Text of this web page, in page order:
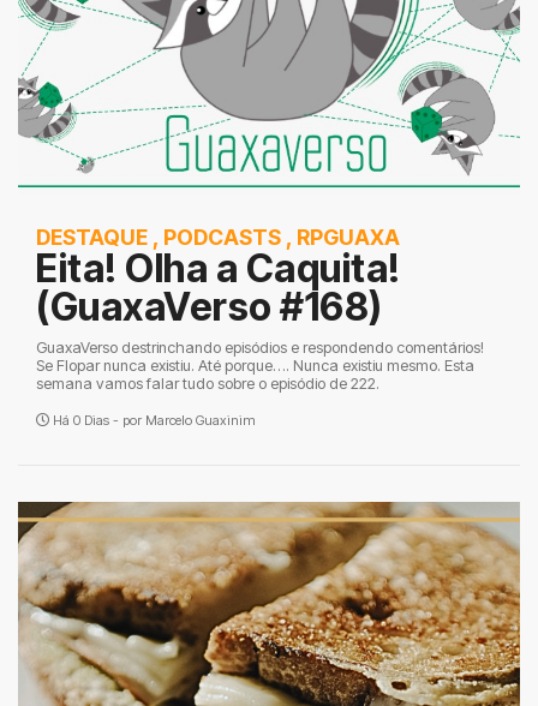
DESTAQUE , PODCASTS , RPGUAXA
Eita! Olha a Caquita!
(GuaxaVerso #168)
GuaxaVerso destrinchando episódios e respondendo comentários!
Se Flopar nunca existiu. Até porque…. Nunca existiu mesmo. Esta
semana vamos falar tudo sobre o episódio de 222.
Há 0 Dias - por Marcelo Guaxinim